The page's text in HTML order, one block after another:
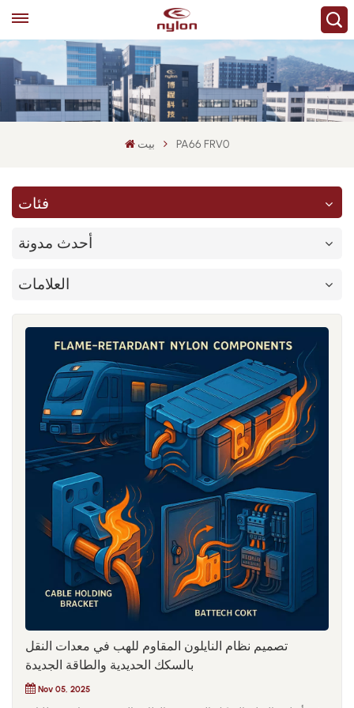
بيت PA66 FRV0
فئات
أحدث مدونة
العلامات
تصميم نظام النايلون المقاوم للهب في معدات النقل
بالسكك الحديدية والطاقة الجديدة
Nov 05, 2025